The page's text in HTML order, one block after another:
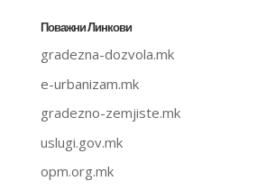
Поважни Линкови
gradezna-dozvola.mk
e-urbanizam.mk
gradezno-zemjiste.mk
uslugi.gov.mk
opm.org.mk